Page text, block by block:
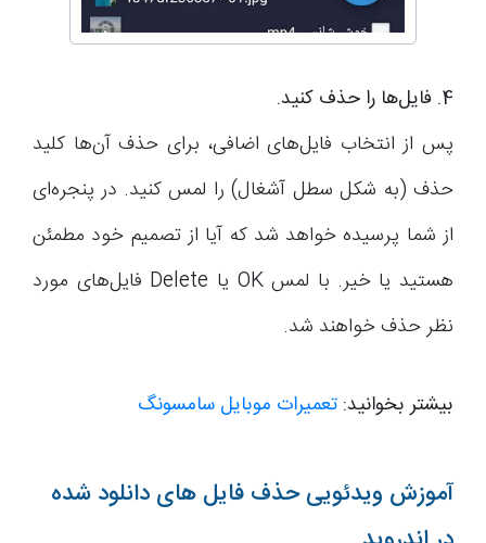
4. فایل‌ها را حذف کنید.
پس از انتخاب فایل‌های اضافی، برای حذف آن‌ها کلید
حذف (به شکل سطل آشغال) را لمس کنید. در پنجره‌ای
از شما پرسیده خواهد شد که آیا از تصمیم خود مطمئن
هستید یا خیر. با لمس OK یا Delete فایل‌های مورد
نظر حذف خواهند شد.
بیشتر بخوانید: تعمیرات موبایل سامسونگ
آموزش ویدئویی حذف فایل های دانلود شده